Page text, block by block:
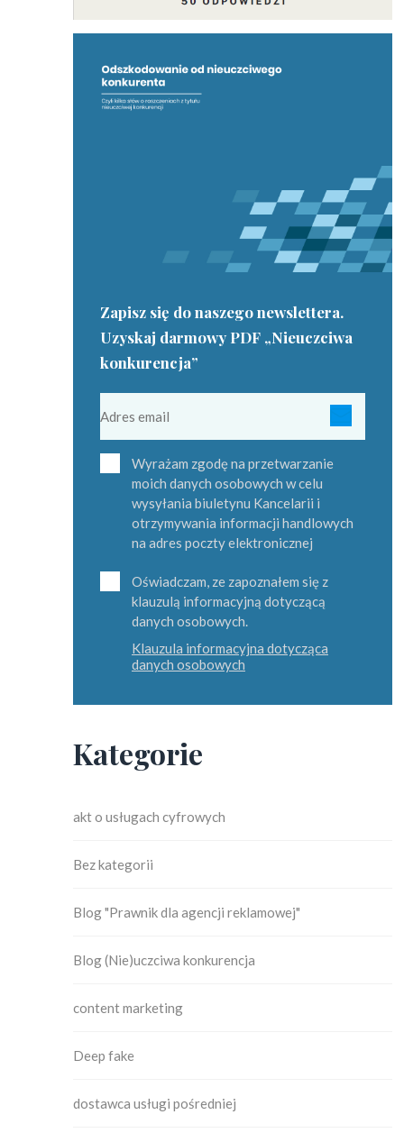
Zapisz się do naszego newslettera.
Uzyskaj darmowy PDF „Nieuczciwa
konkurencja”
Wyrażam zgodę na przetwarzanie
moich danych osobowych w celu
wysyłania biuletynu Kancelarii i
otrzymywania informacji handlowych
na adres poczty elektronicznej
Oświadczam, ze zapoznałem się z
klauzulą informacyjną dotyczącą
danych osobowych.
Klauzula informacyjna dotycząca
danych osobowych
Kategorie
akt o usługach cyfrowych
Bez kategorii
Blog "Prawnik dla agencji reklamowej"
Blog (Nie)uczciwa konkurencja
content marketing
Deep fake
dostawca usługi pośredniej